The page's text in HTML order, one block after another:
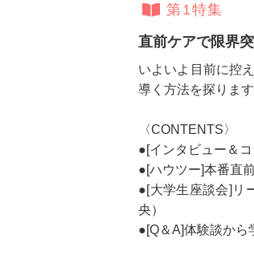
第1特集
直前ケアで限界
いよいよ目前に控
導く方法を探ります
〈CONTENTS〉
●[インタビュー＆
●[ハウツー]本番直
●[大学生座談会]リ
央）
●[Q＆A]体験談から